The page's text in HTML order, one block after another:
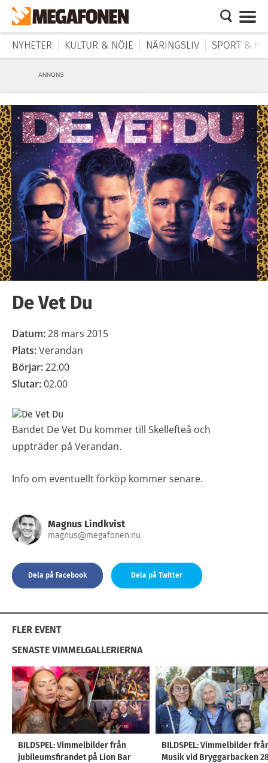
NYHETER KULTUR & NÖJE NÄRINGSLIV SPORT &
ANNONS
De Vet Du
Datum:28 mars 2015
Plats:Verandan
Börjar:22.00
Slutar:02.00
Bandet De Vet Du kommer till Skellefteå och
uppträder på Verandan.
Info om eventuellt förköp kommer senare.
Magnus Lindkvist
magnus@megafonen.nu
Dela på Facebook Dela på Twitter
FLER EVENT
SENASTE VIMMELGALLERIERNA
BILDSPEL: Vimmelbilder från
jubileumsfirandet på Lion Bar
BILDSPEL: Vimmelbilder
Musik vid Bryggarbacken